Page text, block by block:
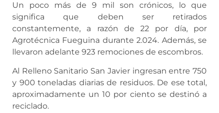
Un poco más de 9 mil son crónicos, lo que
significa que deben ser retirados
constantemente, a razón de 22 por día, por
Agrotécnica Fueguina durante 2.024. Además, se
llevaron adelante 923 remociones de escombros.
Al Relleno Sanitario San Javier ingresan entre 750
y 900 toneladas diarias de residuos. De ese total,
aproximadamente un 10 por ciento se destinó a
reciclado.